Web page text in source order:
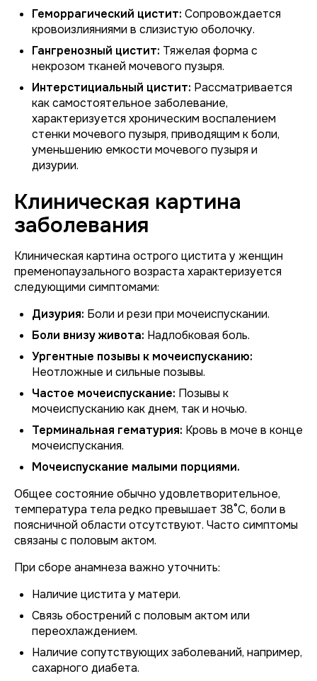
Геморрагический цистит: Сопровождается
кровоизлияниями в слизистую оболочку.
Гангренозный цистит: Тяжелая форма с
некрозом тканей мочевого пузыря.
Интерстициальный цистит: Рассматривается
как самостоятельное заболевание,
характеризуется хроническим воспалением
стенки мочевого пузыря, приводящим к боли,
уменьшению емкости мочевого пузыря и
дизурии.
Клиническая картина
заболевания
Клиническая картина острого цистита у женщин
пременопаузального возраста характеризуется
следующими симптомами:
Дизурия: Боли и рези при мочеиспускании.
Боли внизу живота: Надлобковая боль.
Ургентные позывы к мочеиспусканию:
Неотложные и сильные позывы.
Частое мочеиспускание: Позывы к
мочеиспусканию как днем, так и ночью.
Терминальная гематурия: Кровь в моче в конце
мочеиспускания.
Мочеиспускание малыми порциями.
Общее состояние обычно удовлетворительное,
температура тела редко превышает 38°C, боли в
поясничной области отсутствуют. Часто симптомы
связаны с половым актом.
При сборе анамнеза важно уточнить:
Наличие цистита у матери.
Связь обострений с половым актом или
переохлаждением.
Наличие сопутствующих заболеваний, например,
сахарного диабета.